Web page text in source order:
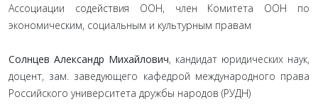
Ассоциации содействия ООН, член Комитета ООН по
экономическим, социальным и культурным правам
Солнцев Александр Михайлович, кандидат юридических наук,
доцент, зам. заведующего кафедрой международного права
Российского университета дружбы народов (РУДН)